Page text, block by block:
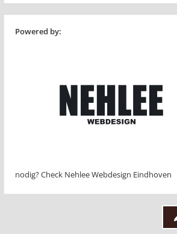
Powered by:
nodig? Check Nehlee Webdesign Eindhoven